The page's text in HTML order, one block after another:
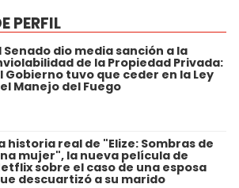
PERFIL
Senado dio media sanción a la
de la Propiedad Privada:
Gobierno tuvo que ceder en la Ley
Manejo del Fuego
historia real de "Elize: Sombras de
mujer", la nueva película de
sobre el caso de una esposa
descuartizó a su marido